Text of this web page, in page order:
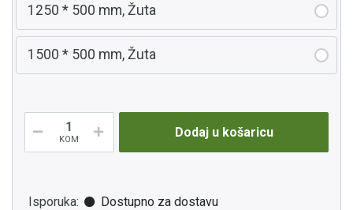
1250 * 500 mm, Žuta
1500 * 500 mm, Žuta
KOM Dodaj u košaricu
Isporuka:
Dostupno za dostavu